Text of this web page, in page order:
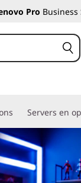
Pro Business
Servers en